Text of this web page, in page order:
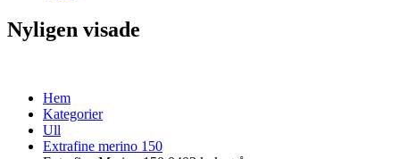
Nyligen visade
Hem
Kategorier
Ull
Extrafine merino 150